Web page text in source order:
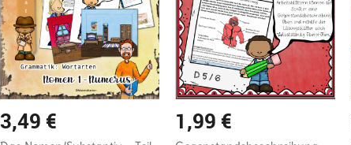
3,49 € 1,99 €